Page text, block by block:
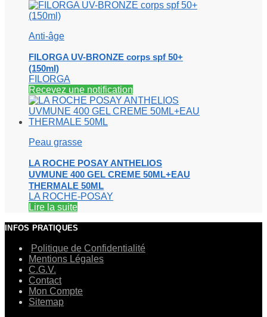
Anti-âge
FILORGA UV-BRONZE corps spf 50+
(150ml)
FILORGA
Recevez une notification
Peau grasse
LA ROCHE POSAY ANTHELIOS
UVMUNE 400 GEL CREME 50ML+EAU
THERMALE 50ML
LA ROCHE-POSAY
Lire la suite
INFOS PRATIQUES
Politique de Confidentialité
Mentions Légales
C.G.V.
Contact
Mon Compte
Sitemap